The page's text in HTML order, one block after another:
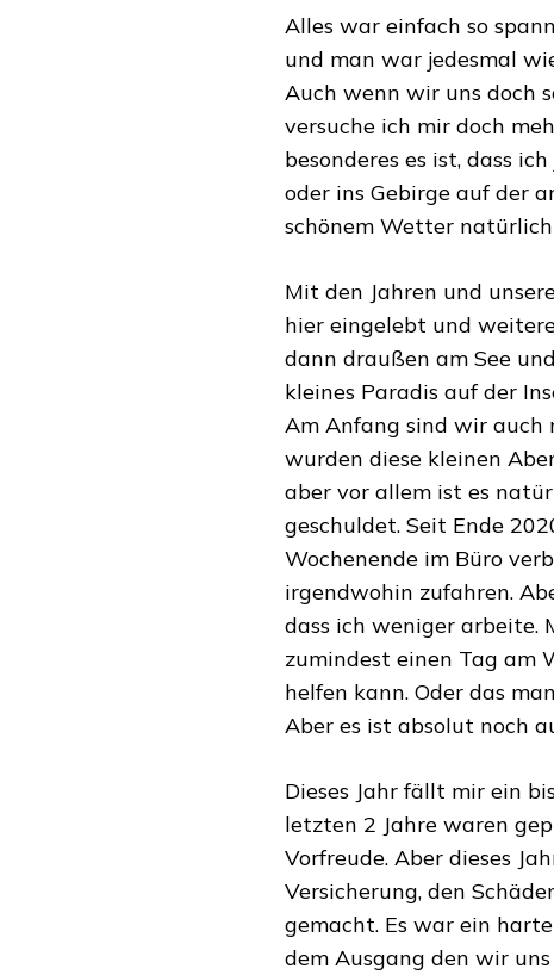
Alles war einfach so
und man war jedesmal
Auch wenn wir uns doch
versuche ich mir doch
besonderes es ist, dass
oder ins Gebirge auf der
schönem Wetter
Mit den Jahren und
hier eingelebt und
dann draußen am See
kleines Paradis auf der
Am Anfang sind wir auch
wurden diese kleinen
aber vor allem ist es
geschuldet. Seit Ende
Wochenende im Büro
irgendwohin zufahren.
dass ich weniger arbeite.
zumindest einen Tag am
helfen kann. Oder das
Aber es ist absolut noch
Dieses Jahr fällt mir ein
letzten 2 Jahre waren
Vorfreude. Aber dieses
Versicherung, den
gemacht. Es war ein
dem Ausgang den wir